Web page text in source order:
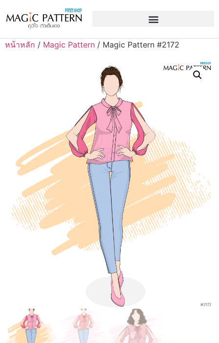
หน้าหลัก / Magic Pattern / Magic Pattern #2172